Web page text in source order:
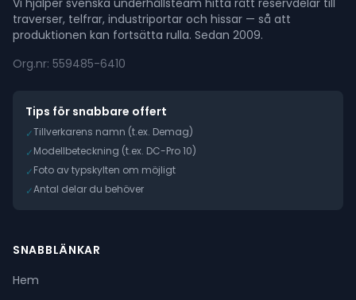
Vi hjälper svenska underhållsteam hitta rätt reservdelar till
traverser, telfrar, industriportar och hissar — så att
produktionen kan fortsätta rulla. Sedan 2009.
Org.nr: 559485-6410
Tips för snabbare offert
✓Tillverkarens namn (t.ex. Demag)
✓Modellbeteckning (t.ex. DC-Pro 10)
✓Foto av typskylten om möjligt
✓Antal delar du behöver
SNABBLÄNKAR
Hem